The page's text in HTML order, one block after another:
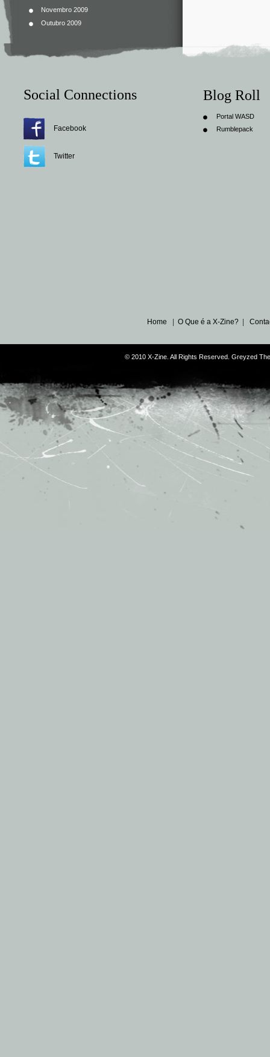
Novembro 2009
Outubro 2009
Social Connections
Facebook
Twitter
Blog Roll
Portal WASD
Rumblepack
Home O Que é a X-Zine?
© 2010 X-Zine. All Rights Reserved. Greyzed